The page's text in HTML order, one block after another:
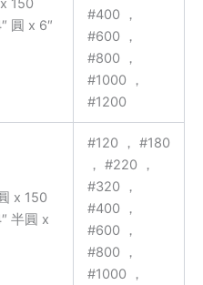
150
圓 x 6″
#400 ，
#600 ，
#800 ，
#1000 ，
#1200
x 150
半圓 x
#120 ， #180
， #220 ，
#320 ，
#400 ，
#600 ，
#800 ，
#1000 ，